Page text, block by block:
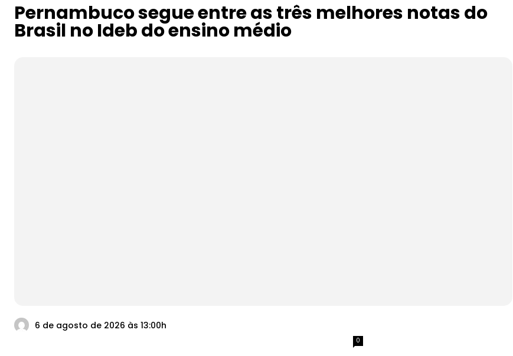
Pernambuco segue entre as três melhores notas do
Brasil no Ideb do ensino médio
6 de agosto de 2026 às 13:00h
0